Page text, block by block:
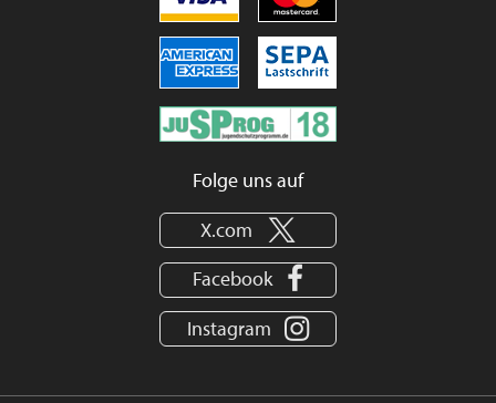
Folge uns auf
X.com
Facebook
Instagram